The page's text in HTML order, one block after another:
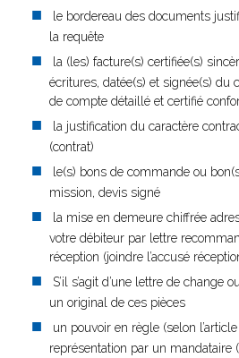
le bordereau des documents
la requête
la (les) facture(s) certifiée(s)
écritures, datée(s) et signée(s) du
de compte détaillé et certifié
la justification du caractère
(contrat)
le(s) bons de commande ou
mission, devis signé
la mise en demeure chiffrée
votre débiteur par lettre
réception (joindre l’accusé
S’il s’agit d’une lettre de change
un original de ces pièces
un pouvoir en règle (selon
représentation par un mandataire